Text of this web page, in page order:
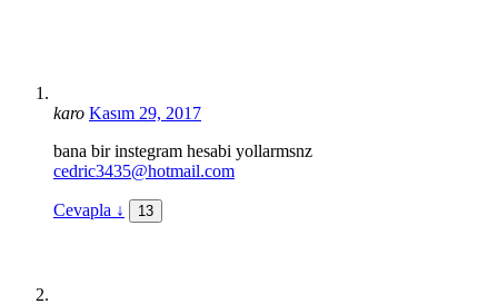
karo Kasım 29, 2017
bana bir instegram hesabi yollarmsnz
cedric3435@hotmail.com
Cevapla ↓ 13